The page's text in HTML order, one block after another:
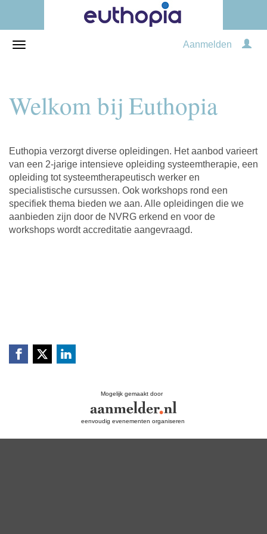
Aanmelden
Welkom bij Euthopia
Euthopia verzorgt diverse opleidingen. Het aanbod varieert
van een 2-jarige intensieve opleiding systeemtherapie, een
opleiding tot systeemtherapeutisch werker en
specialistische cursussen. Ook workshops rond een
specifiek thema bieden we aan. Alle opleidingen die we
aanbieden zijn door de NVRG erkend en voor de
workshops wordt accreditatie aangevraagd.
Mogelijk gemaakt door
eenvoudig evenementen organiseren